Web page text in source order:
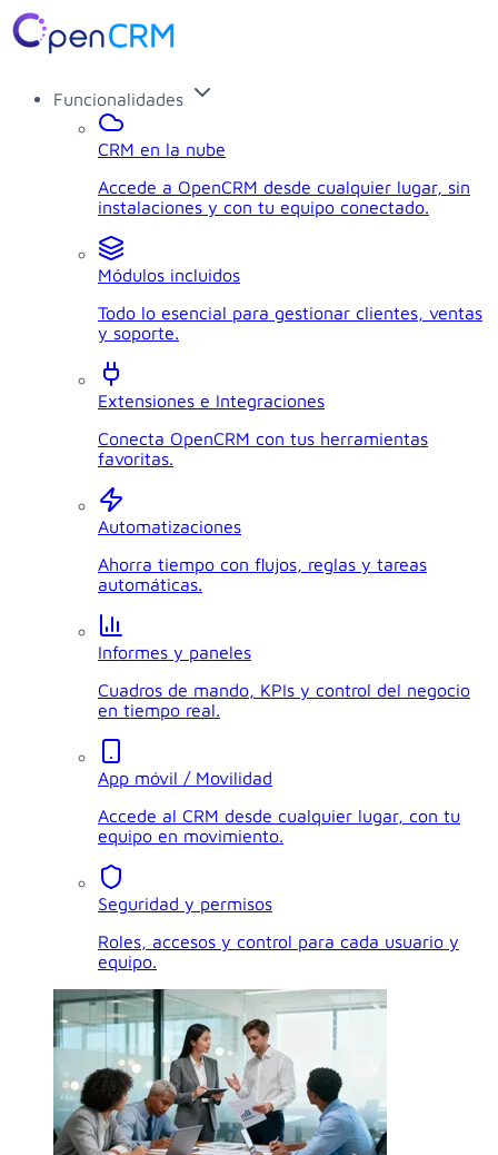
Funcionalidades
CRM en la nube
Accede a OpenCRM desde cualquier lugar, sin
instalaciones y con tu equipo conectado.
Módulos incluidos
Todo lo esencial para gestionar clientes, ventas
y soporte.
Extensiones e Integraciones
Conecta OpenCRM con tus herramientas
favoritas.
Automatizaciones
Ahorra tiempo con flujos, reglas y tareas
automáticas.
Informes y paneles
Cuadros de mando, KPIs y control del negocio
en tiempo real.
App móvil / Movilidad
Accede al CRM desde cualquier lugar, con tu
equipo en movimiento.
Seguridad y permisos
Roles, accesos y control para cada usuario y
equipo.